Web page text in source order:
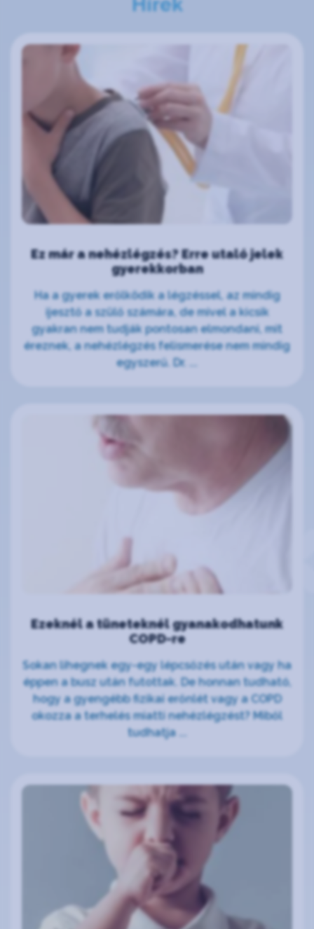
Ez már a nehézlégzés? Erre utaló jelek
gyerekkorban
Ha a gyerek erőlködik a légzéssel, az mindig
ijesztő a szülő számára, de mivel a kicsik
gyakran nem tudják pontosan elmondani, mit
éreznek, a nehézlégzés felismerése nem mindig
egyszerű. Dr. ...
Ezeknél a tüneteknél gyanakodhatunk
COPD-re
Sokan lihegnek egy-egy lépcsőzés után vagy ha
éppen a busz után futottak. De honnan tudható,
hogy a gyengébb fizikai erőnlét vagy a COPD
okozza a terhelés miatti nehézlégzést? Miből
tudhatja ...